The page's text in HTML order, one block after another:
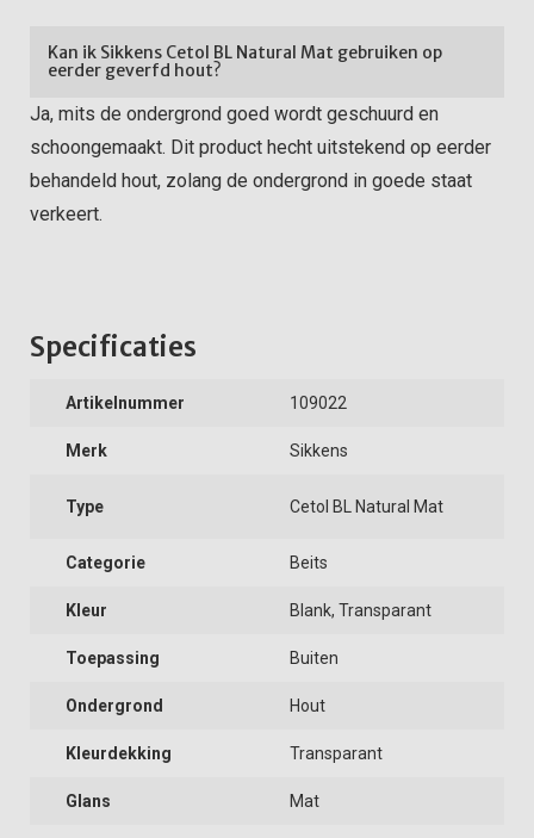
Kan ik Sikkens Cetol BL Natural Mat gebruiken op
eerder geverfd hout?
Ja, mits de ondergrond goed wordt geschuurd en
schoongemaakt. Dit product hecht uitstekend op eerder
behandeld hout, zolang de ondergrond in goede staat
verkeert.
Specificaties
Artikelnummer 109022
Merk Sikkens
Type Cetol BL Natural Mat
Categorie Beits
Kleur Blank, Transparant
Toepassing Buiten
Ondergrond Hout
Kleurdekking Transparant
Glans Mat